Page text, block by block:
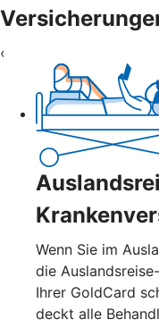
‹
Wenn Sie im
die
Ihrer GoldCard
deckt alle